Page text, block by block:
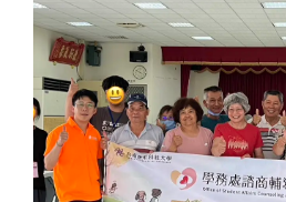
實
戰
工
作
坊-
從
品
牌